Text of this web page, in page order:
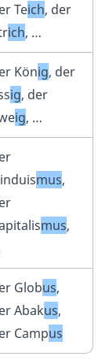
Teich, der
ich, …
König, der
ig, der
ig, …
mus,
mus,
Globus,
Abakus,
Campus